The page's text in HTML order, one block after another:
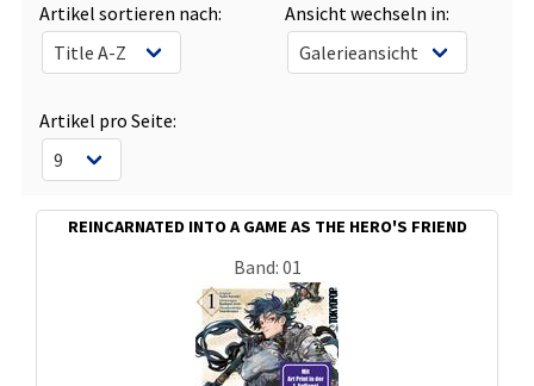
Artikel sortieren nach:
Ansicht wechseln in:
Artikel pro Seite:
REINCARNATED INTO A GAME AS THE HERO'S FRIEND
Band: 01